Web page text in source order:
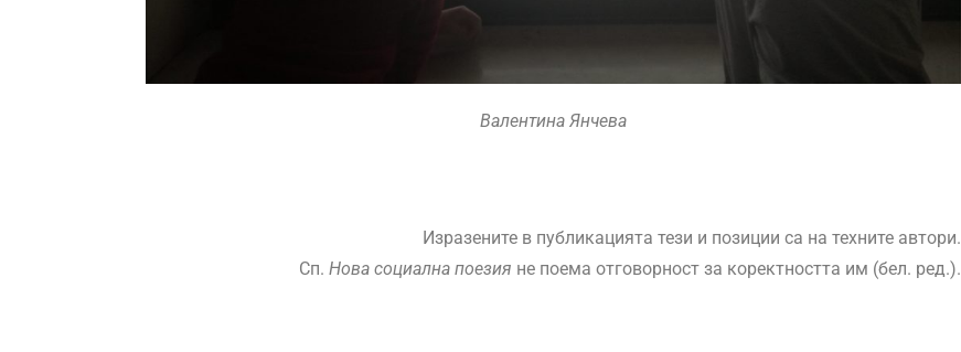
Валентина Янчева
Изразените в публикацията тези и позиции са на техните автори.
Сп. Нова социална поезия не поема отговорност за коректността им (бел. ред.).